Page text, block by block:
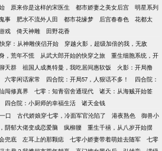
原来你是这样的宋医生 都市娇妻之美女后宫
明星系列
事 肥水不流外人田 都市花缘梦 后宫春春色
花都太
戏 倚天神雕 田野花香
穿：从神雕侠侣开始
穿越火影，超级加倍的我，无敌
，荒年不慌 从武大郎开始的快穿之旅
重生细胞系统，开
天群 祖国人成奥特曼，我吃居间惠软饭
火影：开局撸
六零闲话家常 四合院：开局57，人狠话不多！
四合院：
闯修真界 七零：知青宿舍通现代
诸天：从海贼开始签
四合院：小厨师的幸福生活 诸天金钱
口 古代娇娘穿七零，冷面军官沦陷了 港夜熟色
御兽小
阴郁大佬变成恋爱脑 疯柳腰
重生千禧，从八岁开始摆
兜底 左耳上的那颗痣 七零小娇妻带着萌娃去随军
七零